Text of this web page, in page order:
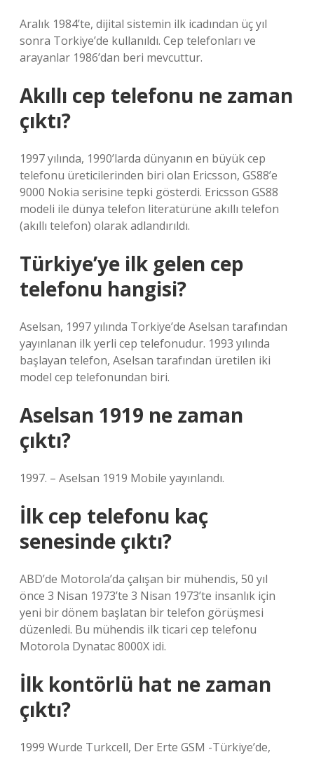
Aralık 1984’te, dijital sistemin ilk icadından üç yıl
sonra Torkiye’de kullanıldı. Cep telefonları ve
arayanlar 1986’dan beri mevcuttur.
Akıllı cep telefonu ne zaman
çıktı?
1997 yılında, 1990’larda dünyanın en büyük cep
telefonu üreticilerinden biri olan Ericsson, GS88’e
9000 Nokia serisine tepki gösterdi. Ericsson GS88
modeli ile dünya telefon literatürüne akıllı telefon
(akıllı telefon) olarak adlandırıldı.
Türkiye’ye ilk gelen cep
telefonu hangisi?
Aselsan, 1997 yılında Torkiye’de Aselsan tarafından
yayınlanan ilk yerli cep telefonudur. 1993 yılında
başlayan telefon, Aselsan tarafından üretilen iki
model cep telefonundan biri.
Aselsan 1919 ne zaman
çıktı?
1997. – Aselsan 1919 Mobile yayınlandı.
İlk cep telefonu kaç
senesinde çıktı?
ABD’de Motorola’da çalışan bir mühendis, 50 yıl
önce 3 Nisan 1973’te 3 Nisan 1973’te insanlık için
yeni bir dönem başlatan bir telefon görüşmesi
düzenledi. Bu mühendis ilk ticari cep telefonu
Motorola Dynatac 8000X idi.
İlk kontörlü hat ne zaman
çıktı?
1999 Wurde Turkcell, Der Erte GSM -Türkiye’de,